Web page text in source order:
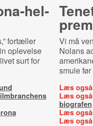
​hel­
fortæller
oplevelse
surt for
Vi må
Nolans
smule
Læs
Læs
biografen
Læs
Læs